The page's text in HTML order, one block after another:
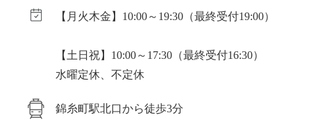
【月火木金】10:00～19:30（最終受付19:00）
【土日祝】10:00～17:30（最終受付16:30）
水曜定休、不定休
錦糸町駅北口から徒歩3分